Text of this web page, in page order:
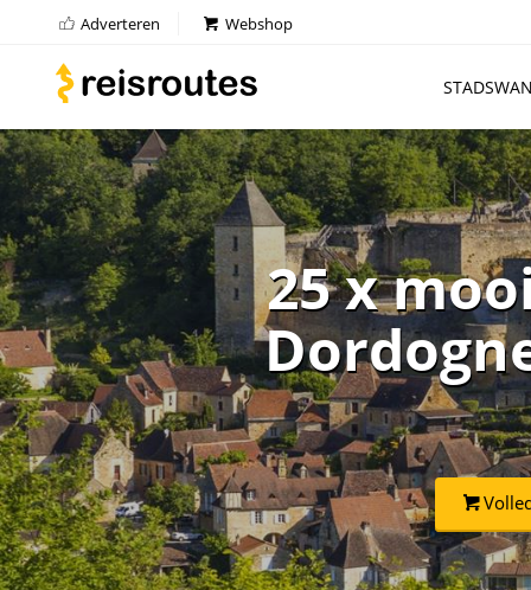
Adverteren Webshop
25 x